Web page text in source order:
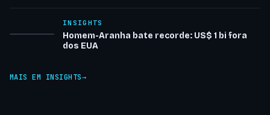
INSIGHTS
Homem-Aranha bate recorde: US$ 1 bi fora
dos EUA
MAIS EM INSIGHTS